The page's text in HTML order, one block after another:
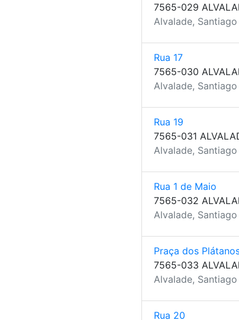
7565-029
Alvalade,
Rua 17
7565-030
Alvalade,
Rua 19
7565-031
Alvalade,
Rua 1 de Maio
7565-032
Alvalade,
Praça dos
7565-033
Alvalade,
Rua 20